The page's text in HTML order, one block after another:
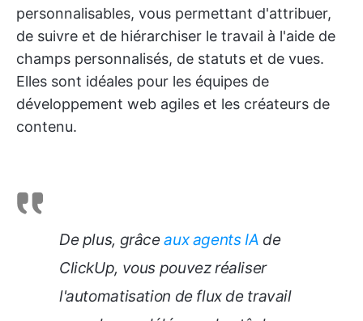
personnalisables, vous permettant d'attribuer,
de suivre et de hiérarchiser le travail à l'aide de
champs personnalisés, de statuts et de vues.
Elles sont idéales pour les équipes de
développement web agiles et les créateurs de
contenu.
De plus, grâceaux agents IA de
ClickUp, vous pouvez réaliser
l'automatisation de flux de travail